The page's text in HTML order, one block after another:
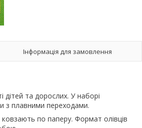
Інформація для замовлення
та дорослих. У наборі
з плавними переходами.
по паперу. Формат олівців